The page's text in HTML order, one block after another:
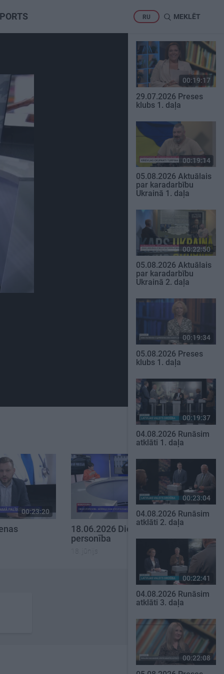
RU MEKLĒT
00:23:20 00:23:08
18.06.2026 Dienas
personība
18. jūnijs
00:19:17
29.07.2026 Preses
klubs 1. daļa
00:19:14
05.08.2026 Aktuālais
par karadarbību
Ukrainā 1. daļa
00:22:50
05.08.2026 Aktuālais
par karadarbību
Ukrainā 2. daļa
00:19:34
05.08.2026 Preses
klubs 1. daļa
00:19:37
04.08.2026 Runāsim
atklāti 1. daļa
00:23:04
04.08.2026 Runāsim
atklāti 2. daļa
00:22:41
04.08.2026 Runāsim
atklāti 3. daļa
00:22:08